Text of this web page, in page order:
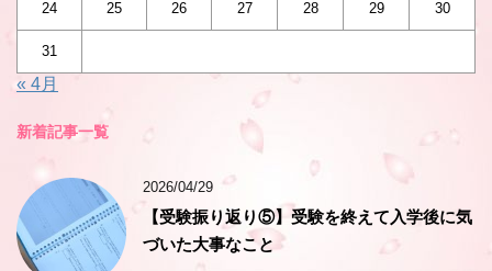
24 25 26 27 28 29 30
31
« 4月
新着記事一覧
2026/04/29
【受験振り返り⑤】受験を終えて入学後に気
づいた大事なこと